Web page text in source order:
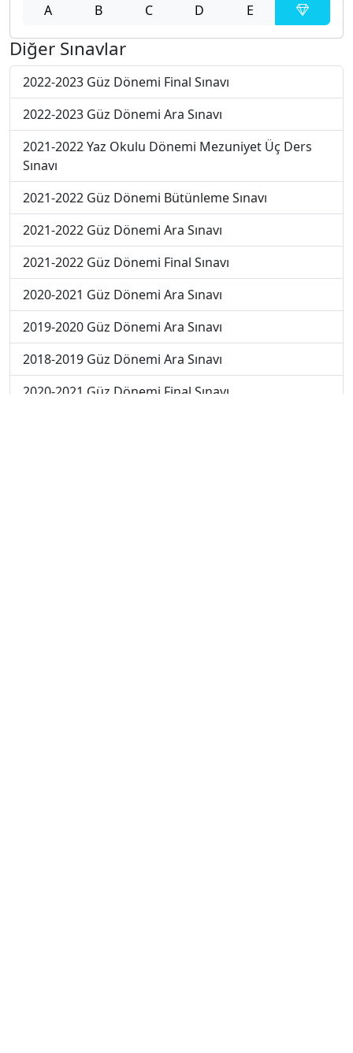
A B C D E
Diğer Sınavlar
2022-2023 Güz Dönemi Final Sınavı
2022-2023 Güz Dönemi Ara Sınavı
2021-2022 Yaz Okulu Dönemi Mezuniyet Üç Ders
Sınavı
2021-2022 Güz Dönemi Bütünleme Sınavı
2021-2022 Güz Dönemi Ara Sınavı
2021-2022 Güz Dönemi Final Sınavı
2020-2021 Güz Dönemi Ara Sınavı
2019-2020 Güz Dönemi Ara Sınavı
2018-2019 Güz Dönemi Ara Sınavı
2020-2021 Güz Dönemi Final Sınavı